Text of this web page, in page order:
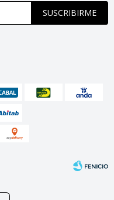
SUSCRIBIRME